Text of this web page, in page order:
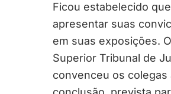
Ficou estabelecido
apresentar suas
em suas exposições.
Superior Tribunal de
convenceu os colegas